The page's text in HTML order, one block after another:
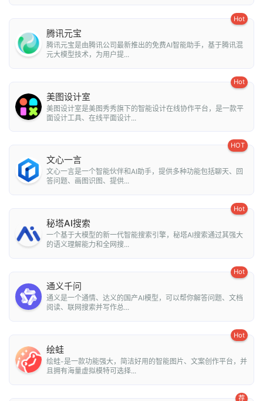
Hot
腾讯元宝
腾讯元宝是由腾讯公司最新推出的免费AI智能助手，基于腾讯混
元大模型技术，为用户提...
Hot
美图设计室
美图设计室是美图秀秀旗下的智能设计在线协作平台，是一款平
面设计工具、在线平面设计...
HOT
文心一言
文心一言是一个智能伙伴和AI助手，提供多种功能包括聊天、回
答问题、画图识图、提供...
Hot
秘塔AI搜索
一个基于大模型的新一代智能搜索引擎，秘塔AI搜索通过其强大
的语义理解能力和全网搜...
Hot
通义千问
通义是一个通情、达义的国产AI模型，可以帮你解答问题、文档
阅读、联网搜索并写作总...
Hot
绘蛙
绘蛙-是一款功能强大，简洁好用的智能图片、文案创作平台，并
且拥有海量虚拟模特可选择...
荐